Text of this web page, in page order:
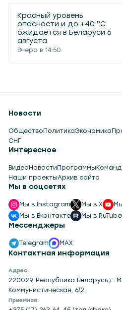
Красный уровень
опасности и до +40 °С
ожидается в Беларуси 6
августа
Вчера в 14:50
Контактная информация
Адрес:
220029, Республика Беларусь,г.
Коммунистическая, 6/2.
Приемная:
Новости
ОбществоПолитикаЭкономика
СНГ
Интересное
ВидеоНовостиПрограммы
Наши проектыАрхив сайта
Мы в соцсетях
Мы в Instagram Мы в X
Мы в Вконтакте
Мы в RuTube
Мессенджеры
Telegram MAX